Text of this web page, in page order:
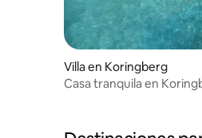
Villa en Koringberg
Casa tranquila en